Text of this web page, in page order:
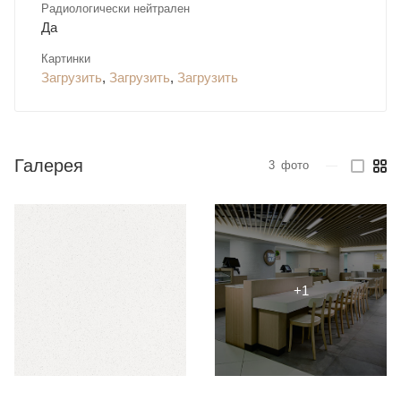
Радиологически нейтрален
Да
Картинки
Загрузить, Загрузить, Загрузить
Галерея 3 фото